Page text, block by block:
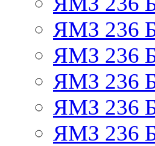
ЯМЗ 236
ЯМЗ 236
ЯМЗ 236
ЯМЗ 236
ЯМЗ 236